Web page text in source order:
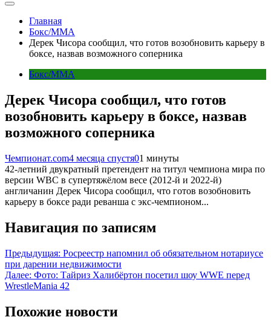
Главная
Бокс/MMA
Дерек Чисора сообщил, что готов возобновить карьеру в
боксе, назвав возможного соперника
Бокс/MMA
Дерек Чисора сообщил, что готов
возобновить карьеру в боксе, назвав
возможного соперника
Чемпионат.com4 месяца спустя01 минуты
42-летний двукратный претендент на титул чемпиона мира по
версии WBC в супертяжёлом весе (2012-й и 2022-й)
англичанин Дерек Чисора сообщил, что готов возобновить
карьеру в боксе ради реванша с экс-чемпионом...
Навигация по записям
Предыдущая: Росреестр напомнил об обязательном нотариусе
при дарении недвижимости
Далее: Фото: Тайриз Халибёртон посетил шоу WWE перед
WrestleMania 42
Похожие новости